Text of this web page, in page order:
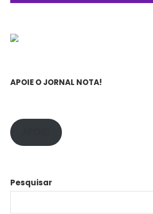
APOIE O JORNAL NOTA!
Pesquisar